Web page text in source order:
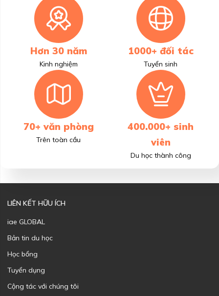
Hơn 30 năm
Kinh nghiệm
1000+ đối tác
Tuyển sinh
70+ văn phòng
Trên toàn cầu
400.000+ sinh
viên
Du học thành công
LIÊN KẾT HỮU ÍCH
iae GLOBAL
Bản tin du học
Học bổng
Tuyển dụng
Cộng tác với chúng tôi